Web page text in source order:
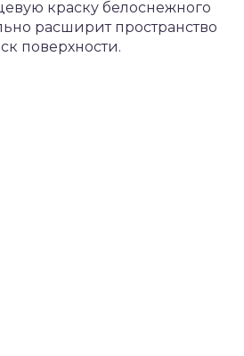
краску белоснежного
расширит пространство
поверхности.